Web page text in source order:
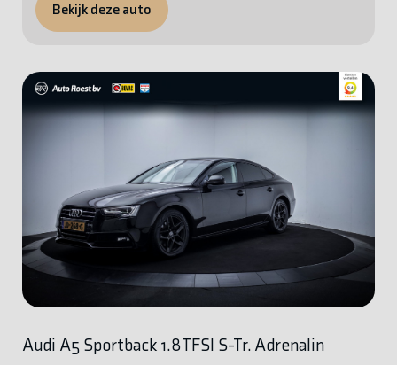
Bekijk deze auto
Audi A5 Sportback 1.8TFSI S-Tr. Adrenalin